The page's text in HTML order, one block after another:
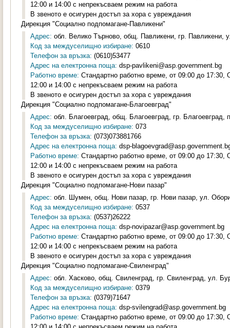
12:00 и 14:00 с непрекъсваем режим на работа
В звеното е осигурен достъп за хора с увреждания
Дирекция "Социално подпомагане-Павликени"
Адрес: обл. Велико Търново, общ. Павликени, гр. Павликени,
Код за междуселищно избиране: 0610
Телефон за връзка: (0610)53477
Адрес на електронна поща: dsp-pavlikeni@asp.government.bg
Работно време: Стандартно работно време, от 09:00 до
12:00 и 14:00 с непрекъсваем режим на работа
В звеното е осигурен достъп за хора с увреждания
Дирекция "Социално подпомагане-Благоевград"
Адрес: обл. Благоевград, общ. Благоевград, гр.
Код за междуселищно избиране: 073
Телефон за връзка: (073)073881766
Адрес на електронна поща: dsp-
Работно време: Стандартно работно време, от 09:00 до
12:00 и 14:00 с непрекъсваем режим на работа
В звеното е осигурен достъп за хора с увреждания
Дирекция "Социално подпомагане-Нови пазар"
Адрес: обл. Шумен, общ. Нови пазар, гр. Нови пазар, ул.
Код за междуселищно избиране: 0537
Телефон за връзка: (0537)26222
Адрес на електронна поща: dsp-novipazar@asp.government.bg
Работно време: Стандартно работно време, от 09:00 до
12:00 и 14:00 с непрекъсваем режим на работа
В звеното е осигурен достъп за хора с увреждания
Дирекция "Социално подпомагане-Свиленград"
Адрес: обл. Хасково, общ. Свиленград, гр. Свиленград, ул.
Код за междуселищно избиране: 0379
Телефон за връзка: (0379)71647
Адрес на електронна поща: dsp-svilengrad@asp.government.bg
Работно време: Стандартно работно време, от 09:00 до